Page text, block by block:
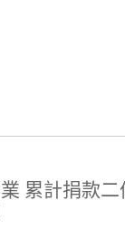
累計捐款